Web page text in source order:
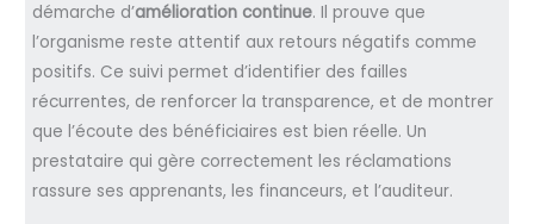
démarche d’amélioration continue. Il prouve que
l’organisme reste attentif aux retours négatifs comme
positifs. Ce suivi permet d’identifier des failles
récurrentes, de renforcer la transparence, et de montrer
que l’écoute des bénéficiaires est bien réelle. Un
prestataire qui gère correctement les réclamations
rassure ses apprenants, les financeurs, et l’auditeur.